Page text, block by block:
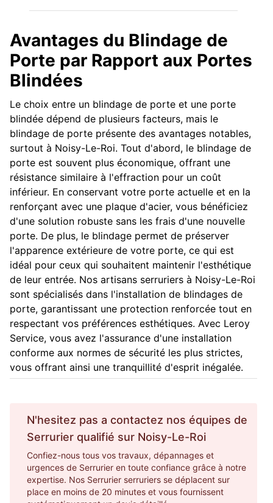
Avantages du Blindage de
Porte par Rapport aux Portes
Blindées
Le choix entre un blindage de porte et une porte
blindée dépend de plusieurs facteurs, mais le
blindage de porte présente des avantages notables,
surtout à Noisy-Le-Roi. Tout d'abord, le blindage de
porte est souvent plus économique, offrant une
résistance similaire à l'effraction pour un coût
inférieur. En conservant votre porte actuelle et en la
renforçant avec une plaque d'acier, vous bénéficiez
d'une solution robuste sans les frais d'une nouvelle
porte. De plus, le blindage permet de préserver
l'apparence extérieure de votre porte, ce qui est
idéal pour ceux qui souhaitent maintenir l'esthétique
de leur entrée. Nos artisans serruriers à Noisy-Le-Roi
sont spécialisés dans l'installation de blindages de
porte, garantissant une protection renforcée tout en
respectant vos préférences esthétiques. Avec Leroy
Service, vous avez l'assurance d'une installation
conforme aux normes de sécurité les plus strictes,
vous offrant ainsi une tranquillité d'esprit inégalée.
N'hesitez pas a contactez nos équipes de
Serrurier qualifié sur Noisy-Le-Roi
Confiez-nous tous vos travaux, dépannages et
urgences de Serrurier en toute confiance grâce à notre
expertise. Nos Serrurier serruriers se déplacent sur
place en moins de 20 minutes et vous fournissent